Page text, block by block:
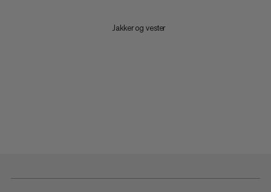
Jakker og vester